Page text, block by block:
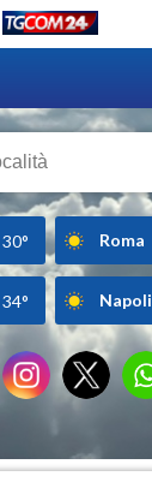
30° Roma
34° Napoli